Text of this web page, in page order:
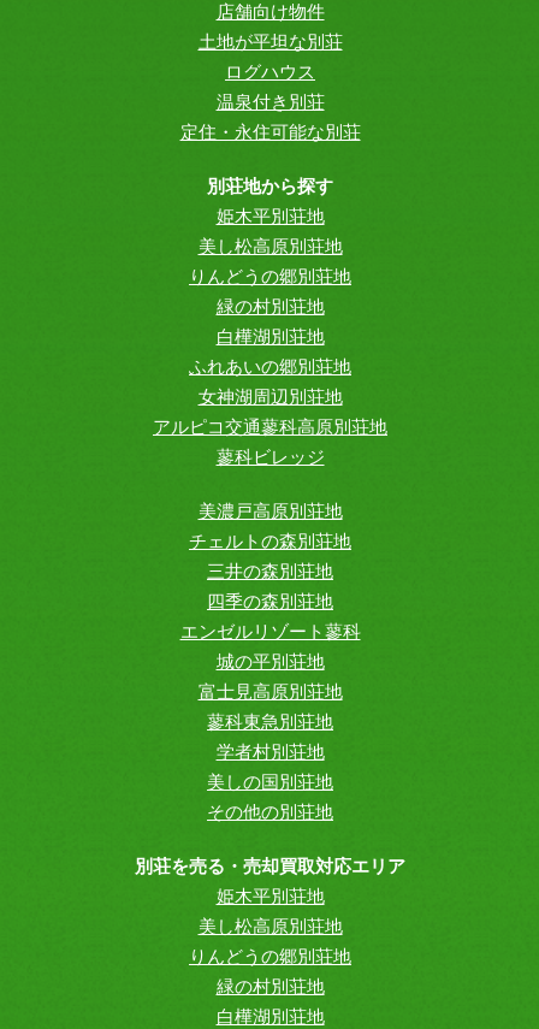
店舗向け物件
土地が平坦な別荘
ログハウス
温泉付き別荘
定住・永住可能な別荘
別荘地から探す
姫木平別荘地
美し松高原別荘地
りんどうの郷別荘地
緑の村別荘地
白樺湖別荘地
ふれあいの郷別荘地
女神湖周辺別荘地
アルピコ交通蓼科高原別荘地
蓼科ビレッジ
美濃戸高原別荘地
チェルトの森別荘地
三井の森別荘地
四季の森別荘地
エンゼルリゾート蓼科
城の平別荘地
富士見高原別荘地
蓼科東急別荘地
学者村別荘地
美しの国別荘地
その他の別荘地
別荘を売る・売却買取対応エリア
姫木平別荘地
美し松高原別荘地
りんどうの郷別荘地
緑の村別荘地
白樺湖別荘地